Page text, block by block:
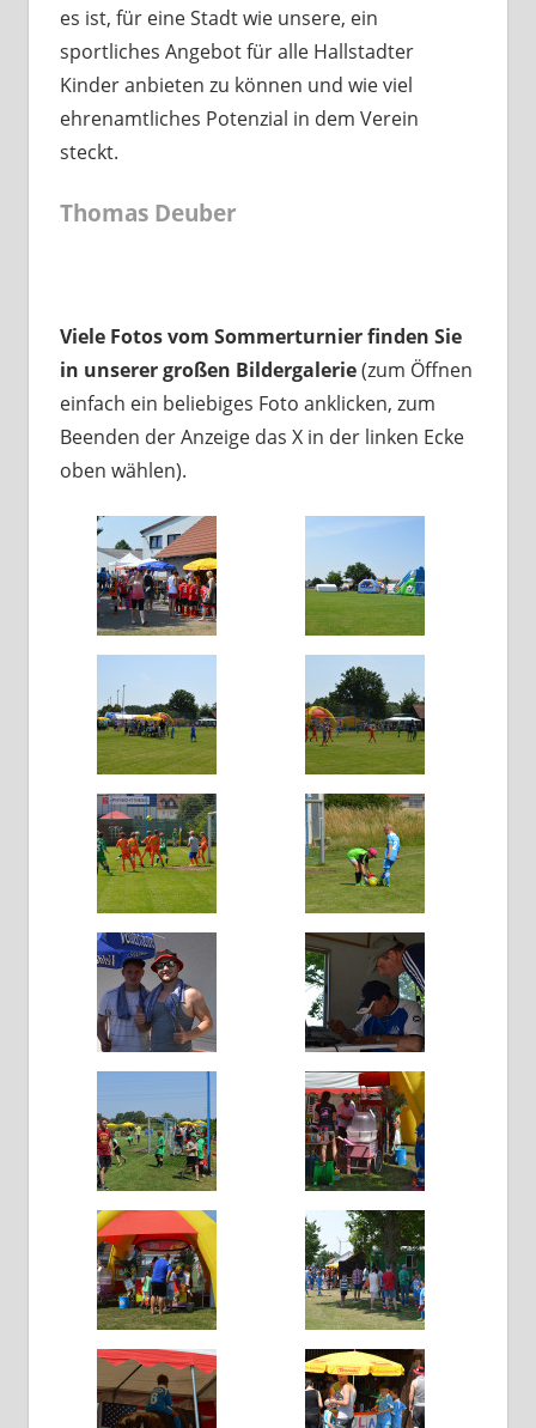
es ist, für eine Stadt wie unsere, ein
sportliches Angebot für alle Hallstadter
Kinder anbieten zu können und wie viel
ehrenamtliches Potenzial in dem Verein
steckt.
Thomas Deuber
Viele Fotos vom Sommerturnier finden Sie
in unserer großen Bildergalerie(zum Öffnen
einfach ein beliebiges Foto anklicken, zum
Beenden der Anzeige das X in der linken Ecke
oben wählen).